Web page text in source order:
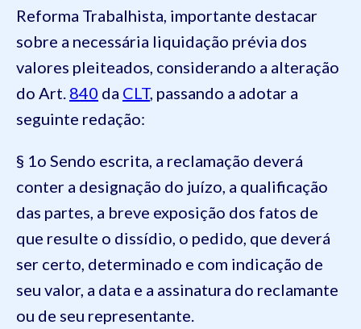
Reforma Trabalhista, importante destacar
sobre a necessária liquidação prévia dos
valores pleiteados, considerando a alteração
do Art. 840 da CLT, passando a adotar a
seguinte redação:
§ 1o Sendo escrita, a reclamação deverá
conter a designação do juízo, a qualificação
das partes, a breve exposição dos fatos de
que resulte o dissídio, o pedido, que deverá
ser certo, determinado e com indicação de
seu valor, a data e a assinatura do reclamante
ou de seu representante.